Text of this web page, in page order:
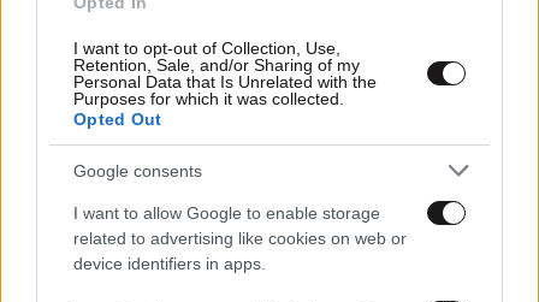
I want to opt-out of Collection, Use,
Retention, Sale, and/or Sharing of my
Personal Data that Is Unrelated with the
Purposes for which it was collected.
Opted Out
Google consents
I want to allow Google to enable storage
related to advertising like cookies on web or
device identifiers in apps.